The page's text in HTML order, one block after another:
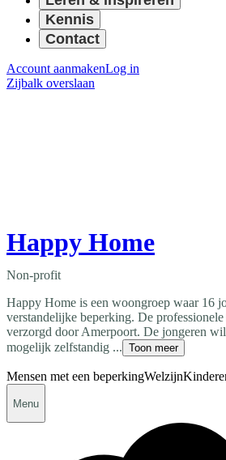
Kennis
Contact
Account aanmakenLog in
Zijbalk overslaan
Happy Home
Non-profit
Happy Home is een woongroep waar 16
verstandelijke beperking. De
verzorgd door Amerpoort. De jongeren
mogelijk zelfstandig ... Toon meer
Mensen met een beperkingWelzijn
Menu